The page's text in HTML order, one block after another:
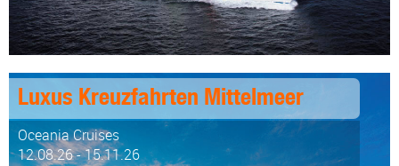
Luxus Kreuzfahrten Mittelmeer
Oceania Cruises
12.08.26 - 15.11.26